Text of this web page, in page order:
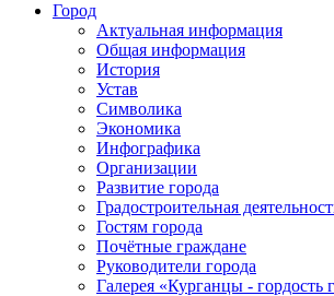
Город
Актуальная информация
Общая информация
История
Устав
Символика
Экономика
Инфографика
Организации
Развитие города
Градостроительная
Гостям города
Почётные граждане
Руководители города
Галерея «Курганцы - гордость